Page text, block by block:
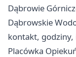
Dąbrowie
Dąbrowskie
kontakt,
Placówka